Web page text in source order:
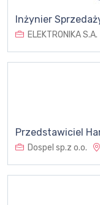
Inżynier
ELEKTRONIKA S.A.
Przedstawiciel
Dospel sp.z o.o.